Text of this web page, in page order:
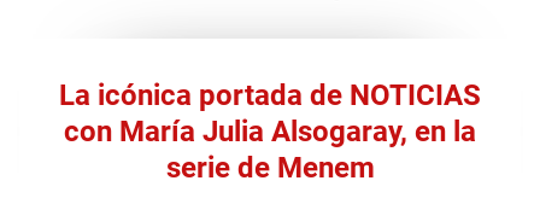
La icónica portada de NOTICIAS
con María Julia Alsogaray, en la
serie de Menem